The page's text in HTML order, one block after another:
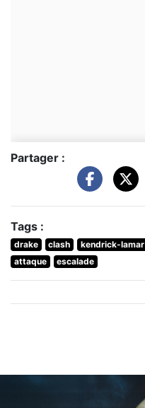
Partager :
Tags :
drake clash kendrick-lamar
attaque
escalade